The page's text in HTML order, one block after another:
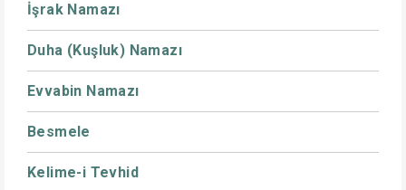
İşrak Namazı
Duha (Kuşluk) Namazı
Evvabin Namazı
Besmele
Kelime-i Tevhid